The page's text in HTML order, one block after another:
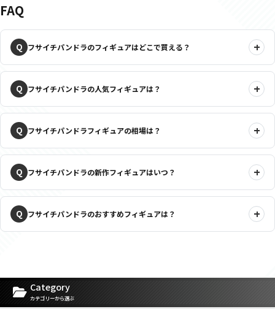
FAQ
フサイチパンドラのフィギュアはどこで買える？
フサイチパンドラの人気フィギュアは？
フサイチパンドラフィギュアの相場は？
フサイチパンドラの新作フィギュアはいつ？
フサイチパンドラのおすすめフィギュアは？
Category
カテゴリーから選ぶ